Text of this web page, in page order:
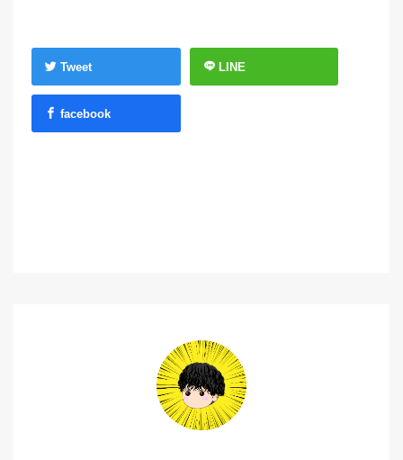
Tweet LINE
facebook